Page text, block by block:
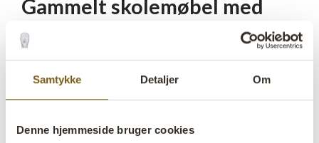
Samtykke Detaljer Om
Denne hjemmeside bruger cookies
Gammelt skolemøbel med
udtrækbar skriveplade
Colli: 1 Stk